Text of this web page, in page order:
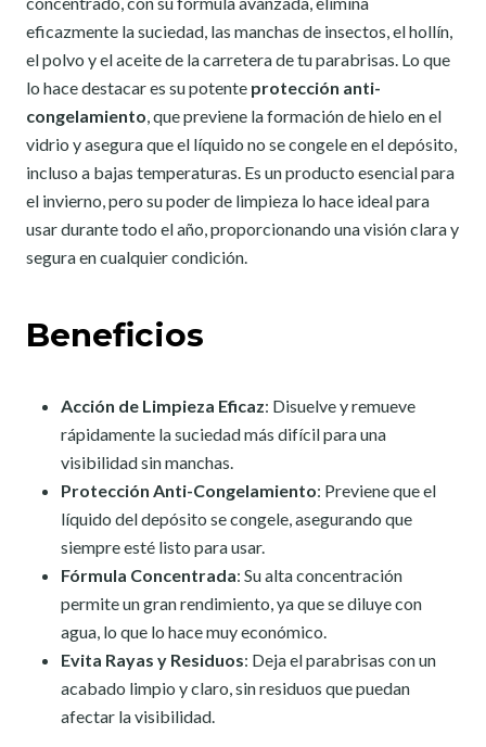
eficazmente la suciedad, las manchas de insectos, el hollín,
el polvo y el aceite de la carretera de tu parabrisas. Lo que
lo hace destacar es su potente protección anti-
congelamiento, que previene la formación de hielo en el
vidrio y asegura que el líquido no se congele en el depósito,
incluso a bajas temperaturas. Es un producto esencial para
el invierno, pero su poder de limpieza lo hace ideal para
usar durante todo el año, proporcionando una visión clara y
segura en cualquier condición.
Beneficios
Acción de Limpieza Eficaz: Disuelve y remueve
rápidamente la suciedad más difícil para una
visibilidad sin manchas.
Protección Anti-Congelamiento: Previene que el
líquido del depósito se congele, asegurando que
siempre esté listo para usar.
Fórmula Concentrada: Su alta concentración
permite un gran rendimiento, ya que se diluye con
agua, lo que lo hace muy económico.
Evita Rayas y Residuos: Deja el parabrisas con un
acabado limpio y claro, sin residuos que puedan
afectar la visibilidad.